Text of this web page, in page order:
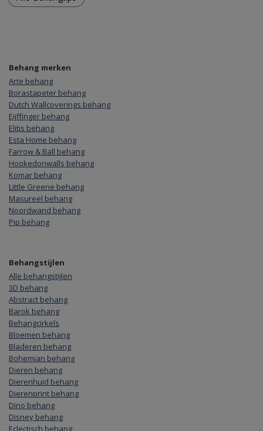
Behang merken
Arte behang
Borastapeter behang
Dutch Wallcoverings behang
Eijffinger behang
Elitis behang
Esta Home behang
Farrow & Ball behang
Hookedonwalls behang
Komar behang
Little Greene behang
Masureel behang
Noordwand behang
Pip behang
Behangstijlen
Alle behangstijlen
3D behang
Abstract behang
Barok behang
Behangcirkels
Bloemen behang
Bladeren behang
Bohemian behang
Dieren behang
Dierenhuid behang
Dierenprint behang
Dino behang
Disney behang
Eclectisch behang